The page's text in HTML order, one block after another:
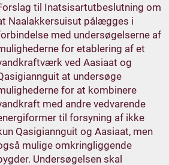
til Inatsisartutbeslutning om
Naalakkersuisut pålægges i
med undersøgelserne af
for etablering af et
ved Aasiaat og
at undersøge
for at kombinere
med andre vedvarende
til forsyning af ikke
Qasigiannguit og Aasiaat, men
mulige omkringliggende
Undersøgelsen skal